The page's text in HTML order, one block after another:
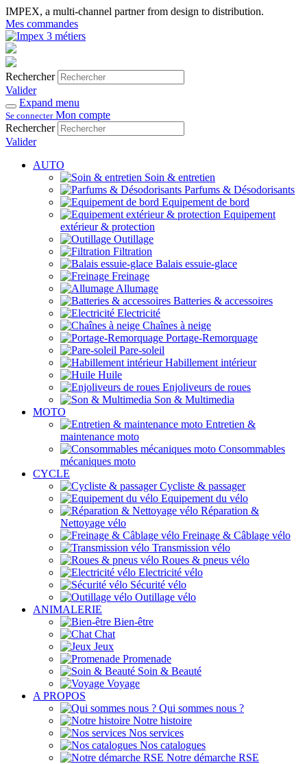
IMPEX, a multi-channel partner from design to distribution.
Mes commandes
Rechercher
Valider
Expand menu
Se connecter Mon compte
Rechercher
Valider
AUTO
Soin & entretien
Parfums & Désodorisants
Equipement de bord
Equipement
extérieur & protection
Outillage
Filtration
Balais essuie-glace
Freinage
Allumage
Batteries & accessoires
Electricité
Chaînes à neige
Portage-Remorquage
Pare-soleil
Habillement intérieur
Huile
Enjoliveurs de roues
Son & Multimedia
MOTO
Entretien &
maintenance moto
Consommables
mécaniques moto
CYCLE
Cycliste & passager
Equipement du vélo
Réparation &
Nettoyage vélo
Freinage & Câblage vélo
Transmission vélo
Roues & pneus vélo
Electricité vélo
Sécurité vélo
Outillage vélo
ANIMALERIE
Bien-être
Chat
Jeux
Promenade
Soin & Beauté
Voyage
A PROPOS
Qui sommes nous ?
Notre histoire
Nos services
Nos catalogues
Notre démarche RSE